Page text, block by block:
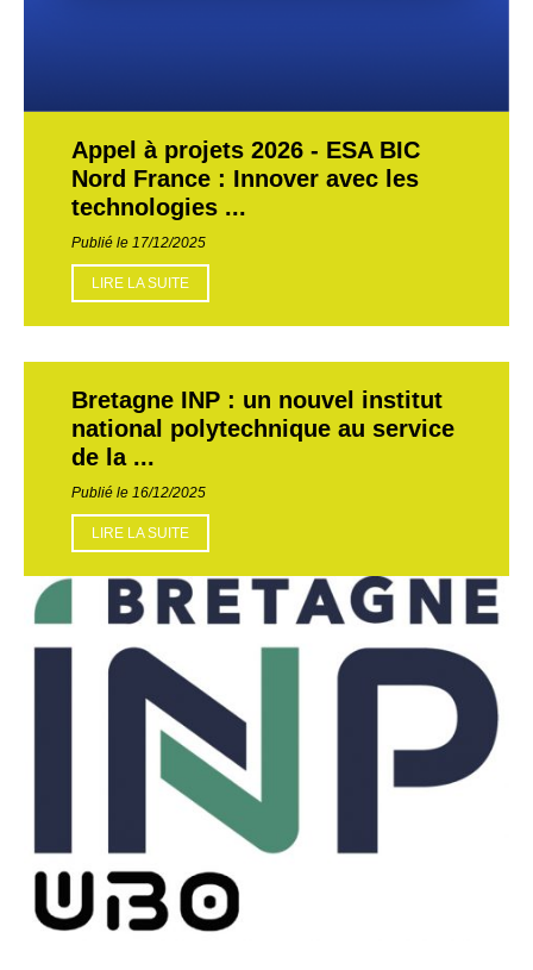
Appel à projets 2026 - ESA BIC
Nord France : Innover avec les
technologies ...
Publié le 17/12/2025
LIRE LA SUITE
Bretagne INP : un nouvel institut
national polytechnique au service
de la ...
Publié le 16/12/2025
LIRE LA SUITE